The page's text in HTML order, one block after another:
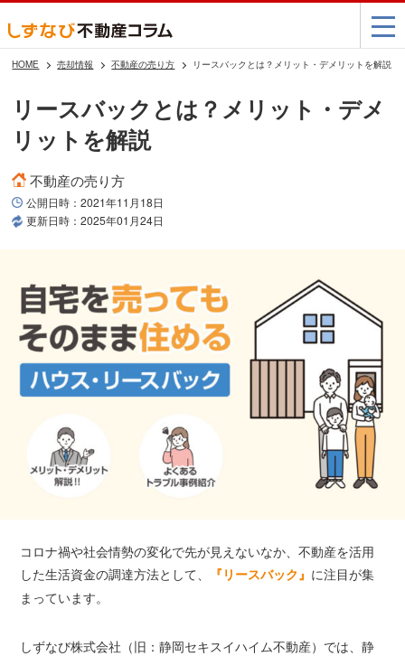
HOME 売却情報 不動産の売り方 リースバックとは？メリット・デメリットを解説
リースバックとは？メリット・デメ
リットを解説
不動産の売り方
公開日時：2021年11月18日
更新日時：2025年01月24日
コロナ禍や社会情勢の変化で先が見えないなか、不動産を活用
した生活資金の調達方法として、
『リースバック』 に注目が集
まっています。
しずなび株式会社（旧：静岡セキスイハイム不動産）では、静